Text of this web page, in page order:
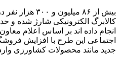
نفر
در
سراسر
کشور
بیش از ۸۶
انجام داده اند بر اساس اعلام
اجتماعی این طرح با افزایش
جدید مانند محصولات کشاورزی